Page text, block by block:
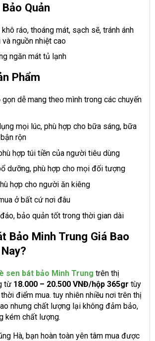
Quản
ráo, thoáng mát, sạch sẽ, tránh ánh
nguồn nhiệt cao
ngăn mát tủ lạnh
Phẩm
dễ mang theo mình trong các chuyến
mọi lúc, phù hợp cho bữa sáng, bữa
rộn
hợp túi tiền của người tiêu dùng
dưỡng, phù hợp cho mọi đối tượng
hợp cho người ăn kiêng
ở bất cứ nơi đâu
bảo quản tốt trong thời gian dài
Bảo Minh Trung Giá Bao
sen bát bảo Minh Trung trên thị
từ 18.000 – 20.500 VNĐ/hộp 365gr tùy
điểm mua. tuy nhiên nhiều nơi trên thị
nhưng chất lượng lại không đảm bảo,
kém chất lượng.
Hà, bạn hoàn toàn yên tâm mua được